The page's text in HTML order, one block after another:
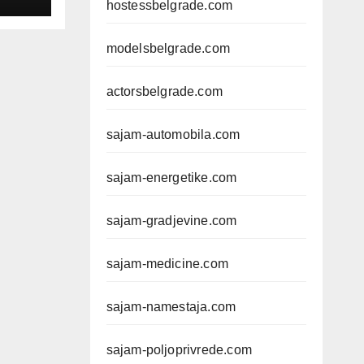
hostessbelgrade.com
modelsbelgrade.com
actorsbelgrade.com
sajam-automobila.com
sajam-energetike.com
sajam-gradjevine.com
sajam-medicine.com
sajam-namestaja.com
sajam-poljoprivrede.com